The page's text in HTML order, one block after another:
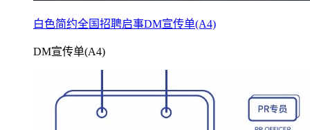
白色简约全国招聘启事DM宣传单(A4)
DM宣传单(A4)